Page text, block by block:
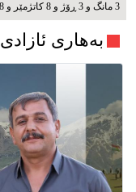
3 مانگ و 3 ڕۆژ و 8 کاتژمێر و 38 خوله‌ک له‌مه‌وپێش‌
بەهاری ئازادی